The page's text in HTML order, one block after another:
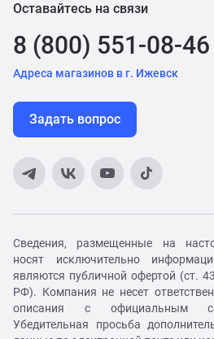
Оставайтесь на связи
8 (800) 551-08-46
Адреса магазинов в г. Ижевск
Задать вопрос
Сведения, размещенные на
носят исключительно
являются публичной офертой (ст.
РФ). Компания не несет
описания с официальным
Убедительная просьба